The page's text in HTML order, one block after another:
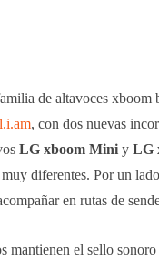
de altavoces xboom
, con dos nuevas
LG xboom Mini y LG
diferentes. Por un
en rutas de
mantienen el sello